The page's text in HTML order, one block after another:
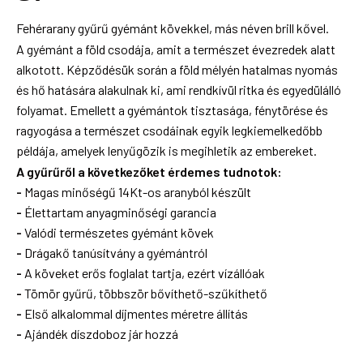
Fehérarany gyűrű gyémánt kövekkel, más néven brill kővel.
A gyémánt a föld csodája, amit a természet évezredek alatt
alkotott. Képződésük során a föld mélyén hatalmas nyomás
és hő hatására alakulnak ki, ami rendkívül ritka és egyedülálló
folyamat. Emellett a gyémántok tisztasága, fénytörése és
ragyogása a természet csodáinak egyik legkiemelkedőbb
példája, amelyek lenyűgözik is megihletik az embereket.
A gyűrűről a következőket érdemes tudnotok:
- Magas minőségű 14Kt-os aranyból készült
- Élettartam anyagminőségi garancia
- Valódi természetes gyémánt kövek
- Drágakő tanúsítvány a gyémántról
- A köveket erős foglalat tartja, ezért vízállóak
- Tömör gyűrű, többször bővíthető-szűkíthető
- Első alkalommal díjmentes méretre állítás
- Ajándék díszdoboz jár hozzá